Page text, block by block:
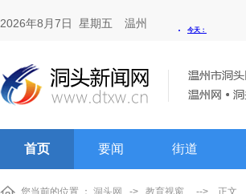
2026年8月7日 星期五 温州
首页 要闻 街道
您当前的位置 ： 洞头网 -> 教育视窗 --> 正文